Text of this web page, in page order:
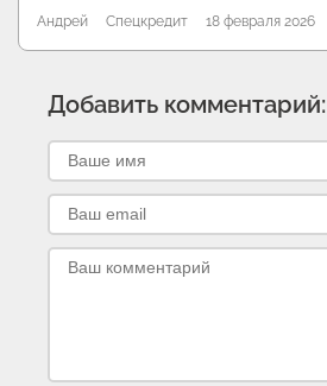
Андрей Спецкредит 18 февраля 2026
Добавить комментарий: